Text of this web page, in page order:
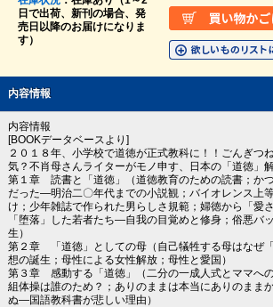
日で出荷、新刊の場合、発
売日以降のお届けになりま
す）
内容情報
内容情報
[BOOKデータベースより]
２０１８年、小学校で道徳が正式教科に！！ごんぎつ
気？不肖母さんライターがモノ申す、日本の「道徳」解
第１章 読書と「道徳」（道徳教育のための読書；か
だった―明治二〇年代までの小説観；バイオレンス上
け；少年雑誌で作られた男らしさ規範；婦徳から「愛
「堕落」した若者たち―自我の目覚めと修身；俗悪バ
生）
第２章 「道徳」としての母（自己犠牲する母はなぜ
想の誕生；母性による女性解放；母性と愛国）
第３章 感動する「道徳」（二分の一成人式とママへ
組体操は誰のため？；ありのままは本当にありのまま
ぬ―国語教科書が悲しい理由）